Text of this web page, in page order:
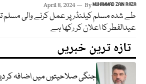
April 8, 2024 ByMUHAMMAD ZAIN RAZA
عیدالفطر کا اعلان کر رکھا ہے
تازہ ترین خبریں
جنگی صلاحیتوں میں اضافہ کر